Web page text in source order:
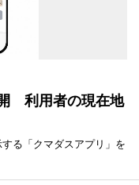
利用者の現在地
る「クマダスアプリ」を